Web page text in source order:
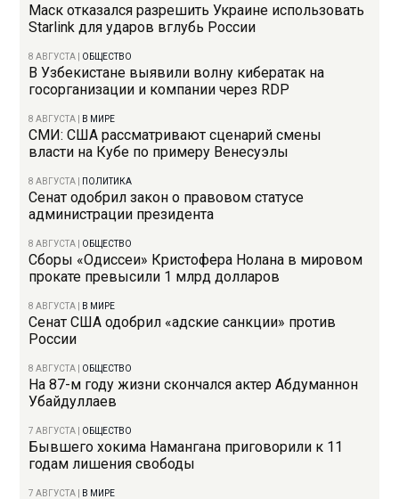
Маск отказался разрешить Украине использовать
Starlink для ударов вглубь России
8 АВГУСТА ОБЩЕСТВО
В Узбекистане выявили волну кибератак на
госорганизации и компании через RDP
8 АВГУСТА В МИРЕ
СМИ: США рассматривают сценарий смены
власти на Кубе по примеру Венесуэлы
8 АВГУСТА ПОЛИТИКА
Сенат одобрил закон о правовом статусе
администрации президента
8 АВГУСТА ОБЩЕСТВО
Сборы «Одиссеи» Кристофера Нолана в мировом
прокате превысили 1 млрд долларов
8 АВГУСТА В МИРЕ
Сенат США одобрил «адские санкции» против
России
8 АВГУСТА ОБЩЕСТВО
На 87-м году жизни скончался актер Абдуманнон
Убайдуллаев
7 АВГУСТА ОБЩЕСТВО
Бывшего хокима Намангана приговорили к 11
годам лишения свободы
7 АВГУСТА В МИРЕ